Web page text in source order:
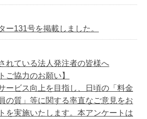
ー131号を掲載しました。
れている法人発注者の皆様へ
ご協力のお願い】
ービス向上を目指し、日頃の「料金
の質」等に関する率直なご意見をお
を実施いたします。本アンケートは